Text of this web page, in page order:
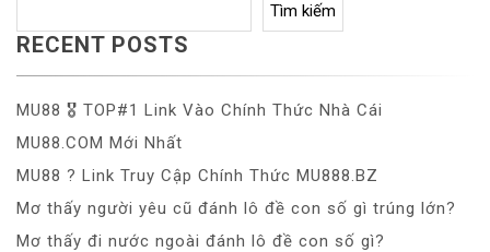
Tìm kiếm
RECENT POSTS
MU88 🎖️ TOP#1 Link Vào Chính Thức Nhà Cái
MU88.COM Mới Nhất
MU88 ?️ Link Truy Cập Chính Thức MU888.BZ
Mơ thấy người yêu cũ đánh lô đề con số gì trúng lớn?
Mơ thấy đi nước ngoài đánh lô đề con số gì?